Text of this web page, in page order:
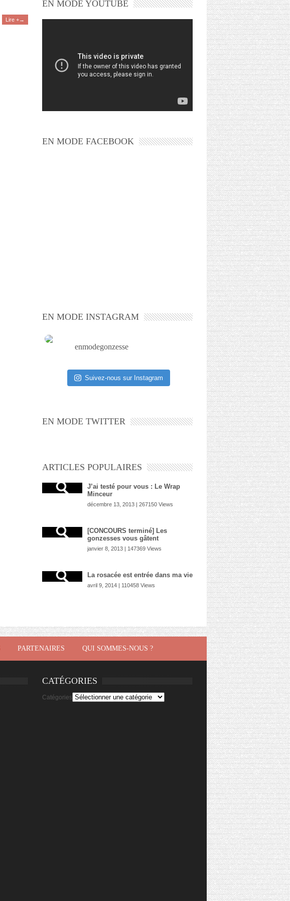
Lire +→
EN MODE YOUTUBE
EN MODE FACEBOOK
EN MODE INSTAGRAM
enmodegonzesse
Suivez-nous sur Instagram
EN MODE TWITTER
ARTICLES POPULAIRES
J’ai testé pour vous : Le Wrap
Minceur
décembre 13, 2013 | 267150 Views
[CONCOURS terminé] Les
gonzesses vous gâtent
janvier 8, 2013 | 147369 Views
La rosacée est entrée dans ma vie
avril 9, 2014 | 110458 Views
PARTENAIRES QUI SOMMES-NOUS ?
CATÉGORIES
Catégories